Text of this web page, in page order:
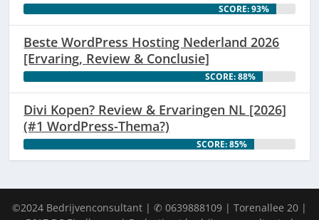
SCORE: 93%
Beste WordPress Hosting Nederland 2026
[Ervaring, Review & Conclusie]
SCORE: 88%
Divi Kopen? Review & Ervaringen NL [2026]
(#1 WordPress-Thema?)
SCORE: 85%
©2024 Bedrijvenconsultant | ✆ 0639888109 | Torenallee 20 |